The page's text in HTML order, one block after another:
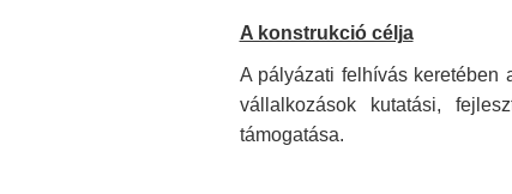
A konstrukció célja
A pályázati felhívás keretében
vállalkozások kutatási,
támogatása.